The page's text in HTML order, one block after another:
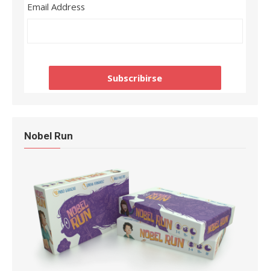
Email Address
Nobel Run